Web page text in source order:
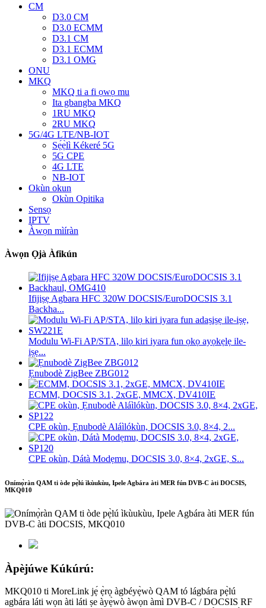
CM
D3.0 CM
D3.0 ECMM
D3.1 CM
D3.1 ECMM
D3.1 OMG
ONU
MKQ
MKQ ti a fi ọwọ mu
Ita gbangba MKQ
1RU MKQ
2RU MKQ
5G/4G LTE/NB-IOT
Sẹ́ẹ̀lì Kékeré 5G
5G CPE
4G LTE
NB-IOT
Okùn okun
Okùn Opitika
Sensọ
IPTV
Àwọn mìíràn
Àwọn Ọjà Àfikún
Ifijiṣẹ Agbara HFC 320W DOCSIS/EuroDOCSIS 3.1
Backha...
Modulu Wi-Fi AP/STA, lilọ kiri iyara fun ọkọ ayọkẹlẹ ile-
iṣẹ...
Ẹnubodè ZigBee ZBG012
ECMM, DOCSIS 3.1, 2xGE, MMCX, DV410IE
CPE okùn, Ẹnubodè Aláìlókùn, DOCSIS 3.0, 8×4, 2...
CPE okùn, Dátà Modẹmu, DOCSIS 3.0, 8×4, 2xGE, S...
Onímọ̀ràn QAM ti òde pẹ̀lú ìkùukùu, Ipele Agbára àti MER fún DVB-C àti DOCSIS,
MKQ010
Àpèjúwe Kúkúrú:
MKQ010 ti MoreLink jẹ́ ẹ̀rọ àgbéyẹ̀wò QAM tó lágbára pẹ̀lú
agbára láti wọn àti láti ṣe àyẹ̀wò àwọn àmì DVB-C / DOCSIS RF